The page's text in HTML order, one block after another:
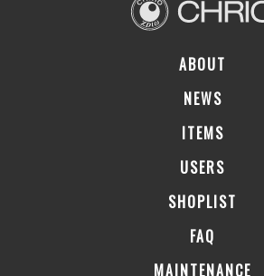
ABOUT
NEWS
ITEMS
USERS
SHOPLIST
FAQ
MAINTENANCE